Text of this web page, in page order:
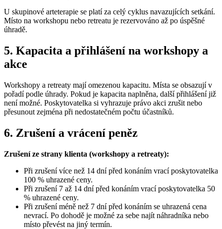
U skupinové arteterapie se platí za celý cyklus navazujících setkání.
Místo na workshopu nebo retreatu je rezervováno až po úspěšné
úhradě.
5. Kapacita a přihlášení na workshopy a
akce
Workshopy a retreaty mají omezenou kapacitu. Místa se obsazují v
pořadí podle úhrady. Pokud je kapacita naplněna, další přihlášení již
není možné. Poskytovatelka si vyhrazuje právo akci zrušit nebo
přesunout zejména při nedostatečném počtu účastníků.
6. Zrušení a vrácení peněz
Zrušení ze strany klienta (workshopy a retreaty):
Při zrušení více než 14 dní před konáním vrací poskytovatelka
100 % uhrazené ceny.
Při zrušení 7 až 14 dní před konáním vrací poskytovatelka 50
% uhrazené ceny.
Při zrušení méně než 7 dní před konáním se uhrazená cena
nevrací. Po dohodě je možné za sebe najít náhradníka nebo
místo převést na jiný termín.